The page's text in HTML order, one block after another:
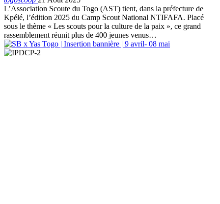
L’Association Scoute du Togo (AST) tient, dans la préfecture de
Kpélé, l’édition 2025 du Camp Scout National NTIFAFA. Placé
sous le thème « Les scouts pour la culture de la paix », ce grand
rassemblement réunit plus de 400 jeunes venus…